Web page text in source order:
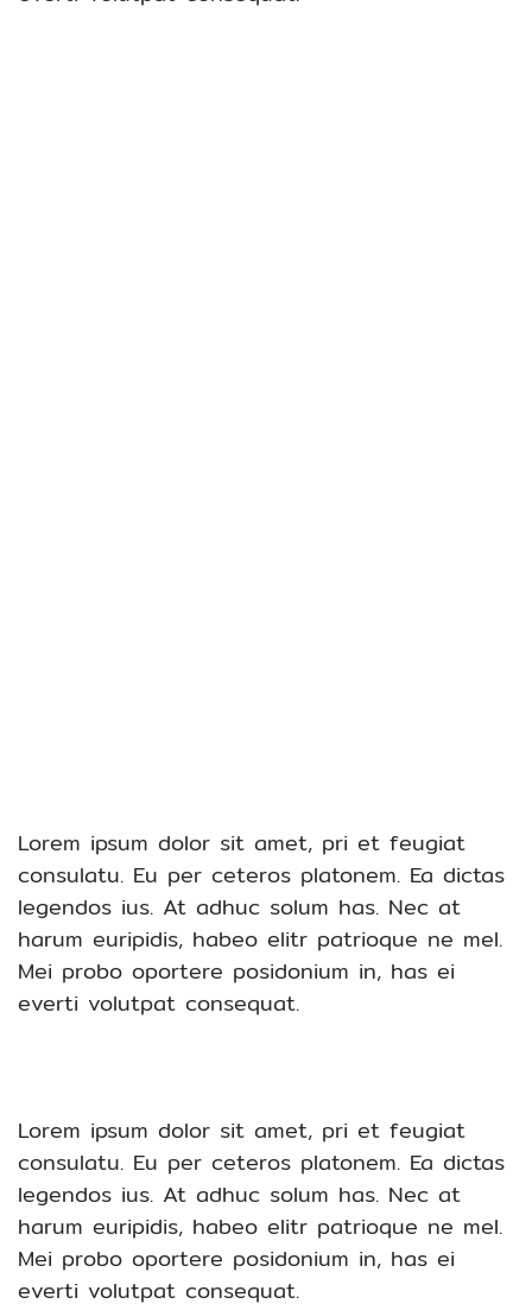
Lorem ipsum dolor sit amet, pri et feugiat
consulatu. Eu per ceteros platonem. Ea dictas
legendos ius. At adhuc solum has. Nec at
harum euripidis, habeo elitr patrioque ne mel.
Mei probo oportere posidonium in, has ei
everti volutpat consequat.
Lorem ipsum dolor sit amet, pri et feugiat
consulatu. Eu per ceteros platonem. Ea dictas
legendos ius. At adhuc solum has. Nec at
harum euripidis, habeo elitr patrioque ne mel.
Mei probo oportere posidonium in, has ei
everti volutpat consequat.